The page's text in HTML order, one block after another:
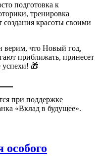
подготовка к
тренировка
создания красоты своими
что Новый год,
приближать, принесет
успехи! 🎁
при поддержке
«Вклад в будущее».